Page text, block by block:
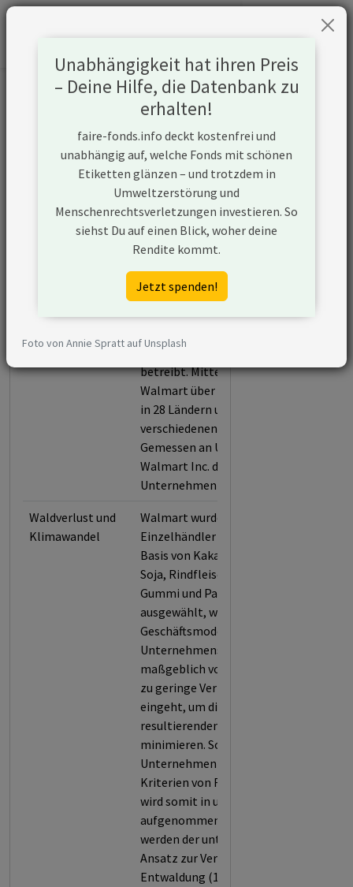
Informationen zum Unternehmen
Walmart
https://corporate.walmart.com/
Konflikte
Walmart Inc. ist ein
amerikanisches multinationales
Einzelhandelsunternehmen, das
eine Kette von Hypermärkten,
Lebensmittelgeschäften
betreibt. Mitte 2019 betrieb
Walmart über 11.000 Geschäfte
in 28 Ländern und ist unter 55
verschiedenen Namen tätig.
Gemessen an Umsatzzahlen, ist
Walmart Inc. das größte
Unternehmen weltweit.
Waldverlust und
Klimawandel
Walmart wurde als
Einzelhändler für Produkte auf
Basis von Kakao, Kaffee, Palmöl,
Soja, Rindfleisch, Leder, Holz,
Gummi und Papierverpackungen
ausgewählt, weil das
Geschäftsmodell des
Unternehmens die Entwaldung
maßgeblich vorantreibt und es
zu geringe Verpflichtungen
eingeht, um die daraus
resultierenden Schäden zu
minimieren. So erfüllt das
Unternehmen nur 34,7 % der
Kriterien von Forest 500 und
wird somit in unsere Datenbank
aufgenommen. Bewertet
werden der unternehmensweite
Ansatz zur Vermeidung von
Entwaldung (1), die Stärke und
Unabhängigkeit hat ihren Preis
– Deine Hilfe, die Datenbank zu
erhalten!
faire-fonds.info deckt kostenfrei und
unabhängig auf, welche Fonds mit schönen
Etiketten glänzen – und trotzdem in
Umweltzerstörung und
Menschenrechtsverletzungen investieren. So
siehst Du auf einen Blick, woher deine
Rendite kommt.
Jetzt spenden!
Foto von Annie Spratt auf Unsplash